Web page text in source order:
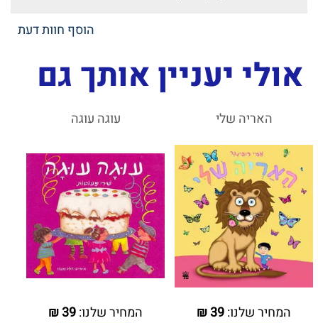
הוסף חוות דעת
אולי יעניין אותך גם
האריה שלי
המחיר שלנו:39
₪
עוגה עוגה
המחיר שלנו:39
₪